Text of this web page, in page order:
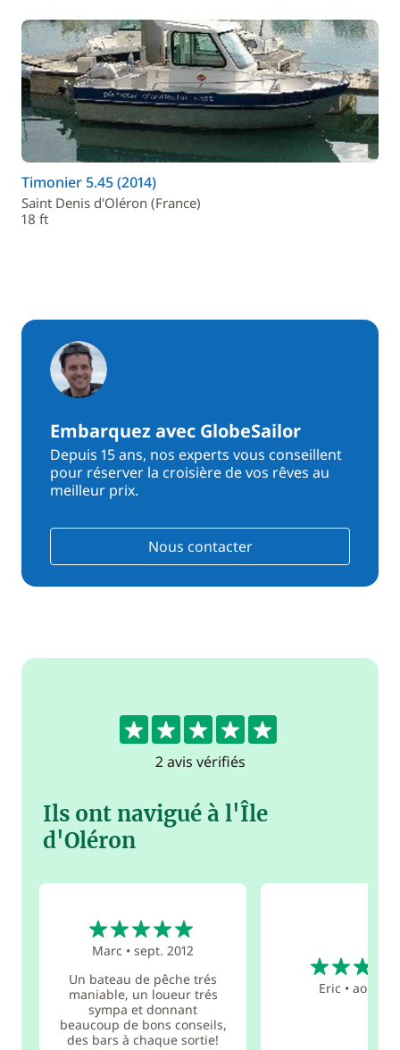
Timonier 5.45 (2014)
Saint Denis d'Oléron (France)
18 ft
Embarquez avec GlobeSailor
Depuis 15 ans, nos experts vous conseillent
pour réserver la croisière de vos rêves au
meilleur prix.
Nous contacter
5
2 avis vérifiés
Ils ont navigué à l'Île
d'Oléron
Marc •sept. 2012
Un bateau de pêche trés
maniable, un loueur trés
sympa et donnant
beaucoup de bons conseils,
des bars à chaque sortie!
Eric •août